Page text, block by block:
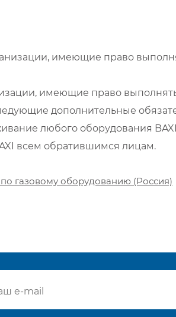
имеющие право
имеющие право
дополнительные
любого оборудования
всем обратившимся лицам.
газовому оборудованию (Россия)